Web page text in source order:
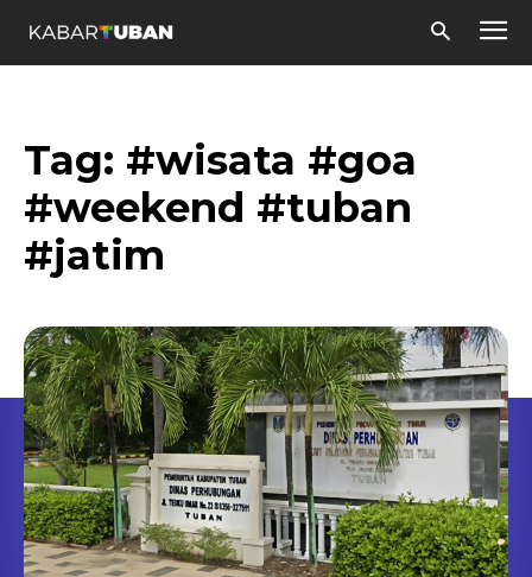
Tag: #wisata #goa
#weekend #tuban
#jatim